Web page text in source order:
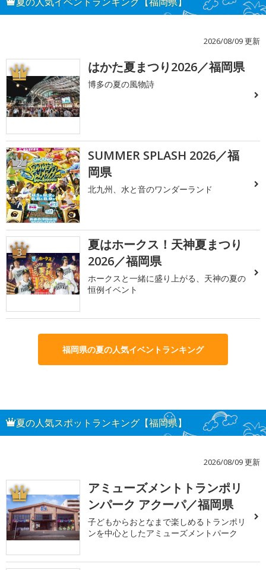
2026/08/09 更新
1 はかた夏まつり2026／福岡県
博多の夏の風物詩
2
SUMMER SPLASH 2026／福
岡県
北九州、水と音のワンダーランド
3
夏はホークス！天神夏まつり
2026／福岡県
ホークスと一緒に盛り上がる、天神の夏の
恒例イベント
福岡県の夏の人気イベントランキング
夏の人気スポットランキング【福岡県】
2026/08/09 更新
1
アミューズメントトランポリ
ンパーク アクーパ／福岡県
子どもからおとなまで楽しめるトランポリ
ンを中心としたアミューズメントパーク